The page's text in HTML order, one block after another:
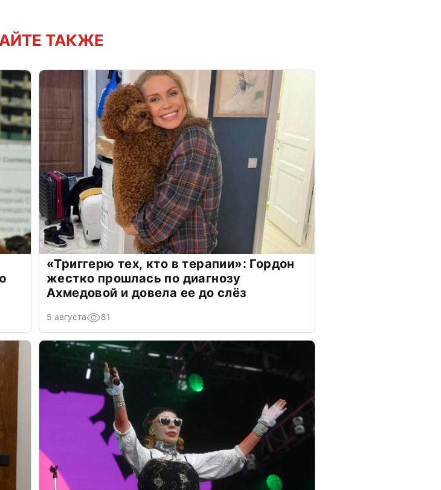
ТАКЖЕ
«Триггерю тех, кто в терапии»: Гордон
жестко прошлась по диагнозу
Ахмедовой и довела ее до слёз
5 августа 81